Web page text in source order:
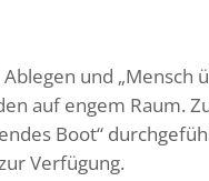
und „Mensch
auf engem Raum.
Boot“
Verfügung.